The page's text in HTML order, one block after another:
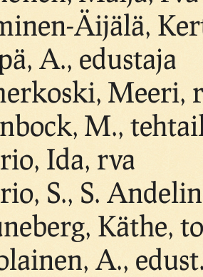
Äijälä,
A., edustaja
Meeri,
M.,
Ida, rva
S., S.
Käthe,
A.,